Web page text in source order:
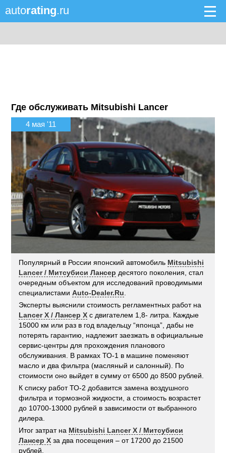
autorating.ru
Где обслуживать Mitsubishi Lancer
4 мая '11
Популярный в России японский автомобиль Mitsubishi
Lancer / Митсубиси Лансер десятого поколения, стал
очередным объектом для исследований проводимыми
специалистамиAuto-Dealer.Ru
Эксперты выяснили стоимость регламентных работ на
Lancer X / Лансер Х с двигателем 1,8- литра. Каждые
15000 км или раз в год владельцу “японца”, дабы не
потерять гарантию, надлежит заезжать в официальные
сервис-центры для прохождения планового
обслуживания. В рамках ТО-1 в машине поменяют
масло и два фильтра (масляный и салонный). По
стоимости оно выйдет в сумму от 6500 до 8500 рублей.
К списку работ ТО-2 добавится замена воздушного
фильтра и тормозной жидкости, а стоимость возрастет
до 10700-13000 рублей в зависимости от выбранного
дилера.
Итог затрат на Mitsubishi Lancer X / Митсубиси
Лансер X за два посещения – от 17200 до 21500
рублей.